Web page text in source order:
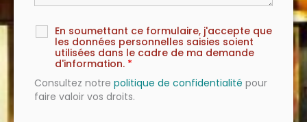
En soumettant ce formulaire, j'accepte que
les données personnelles saisies soient
utilisées dans le cadre de ma demande
d'information. *
Consultez notre politique de confidentialité pour
faire valoir vos droits.